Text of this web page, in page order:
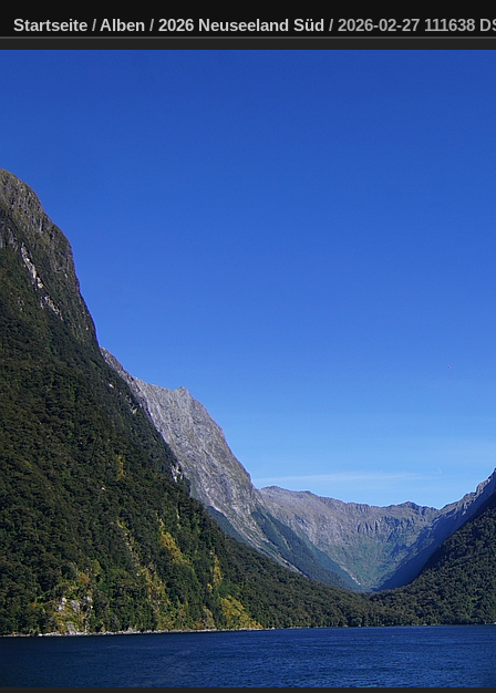
Startseite / Alben / 2026 Neuseeland Süd / 2026-02-27 111638